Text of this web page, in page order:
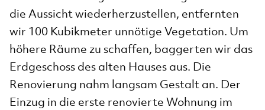
die Aussicht wiederherzustellen, entfernten
wir 100 Kubikmeter unnötige Vegetation. Um
höhere Räume zu schaffen, baggerten wir das
Erdgeschoss des alten Hauses aus. Die
Renovierung nahm langsam Gestalt an. Der
Einzug in die erste renovierte Wohnung im